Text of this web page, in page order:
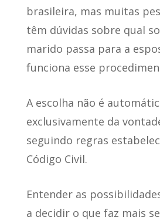
brasileira, mas muitas
têm dúvidas sobre qual
marido passa para a
funciona esse
A escolha não é
exclusivamente da
seguindo regras
Código Civil.
Entender as
a decidiro que faz mais